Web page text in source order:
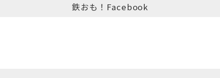
鉄おも！Facebook